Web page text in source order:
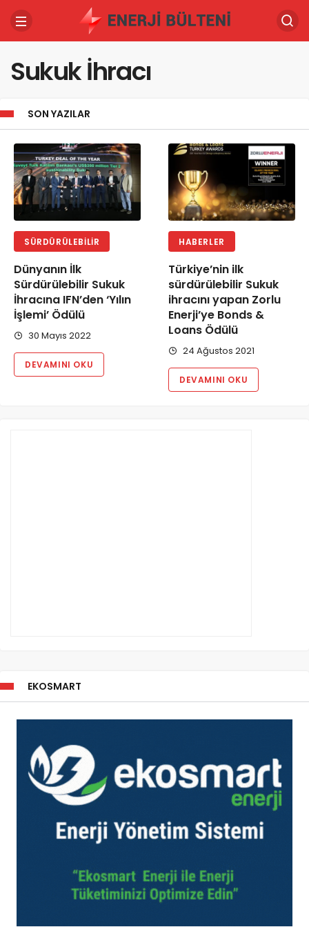
Sukuk İhracı
SON YAZILAR
SÜRDÜRÜLEBILIR
Dünyanın İlk
Sürdürülebilir Sukuk
İhracına IFN’den ‘Yılın
İşlemi’ Ödülü
30 Mayıs 2022
DEVAMINI OKU
HABERLER
Türkiye’nin ilk
sürdürülebilir Sukuk
ihracını yapan Zorlu
Enerji’ye Bonds &
Loans Ödülü
24 Ağustos 2021
DEVAMINI OKU
EKOSMART